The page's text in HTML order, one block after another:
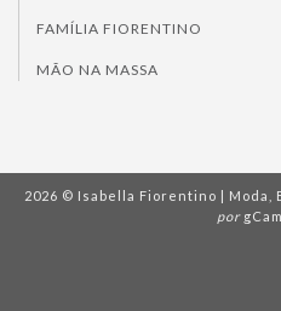
FAMÍLIA FIORENTINO
MÃO NA MASSA
2026 © Isabella Fiorentino | Moda,
por